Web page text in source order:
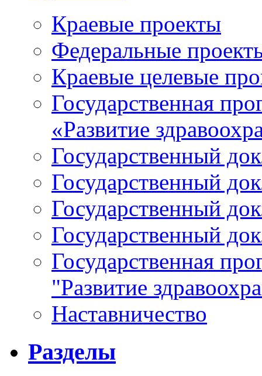
Краевые проекты
Федеральные
Краевые целевые
Государственная
«Развитие
Государственный
Государственный
Государственный
Государственный
Государственная
"Развитие
Наставничество
Разделы